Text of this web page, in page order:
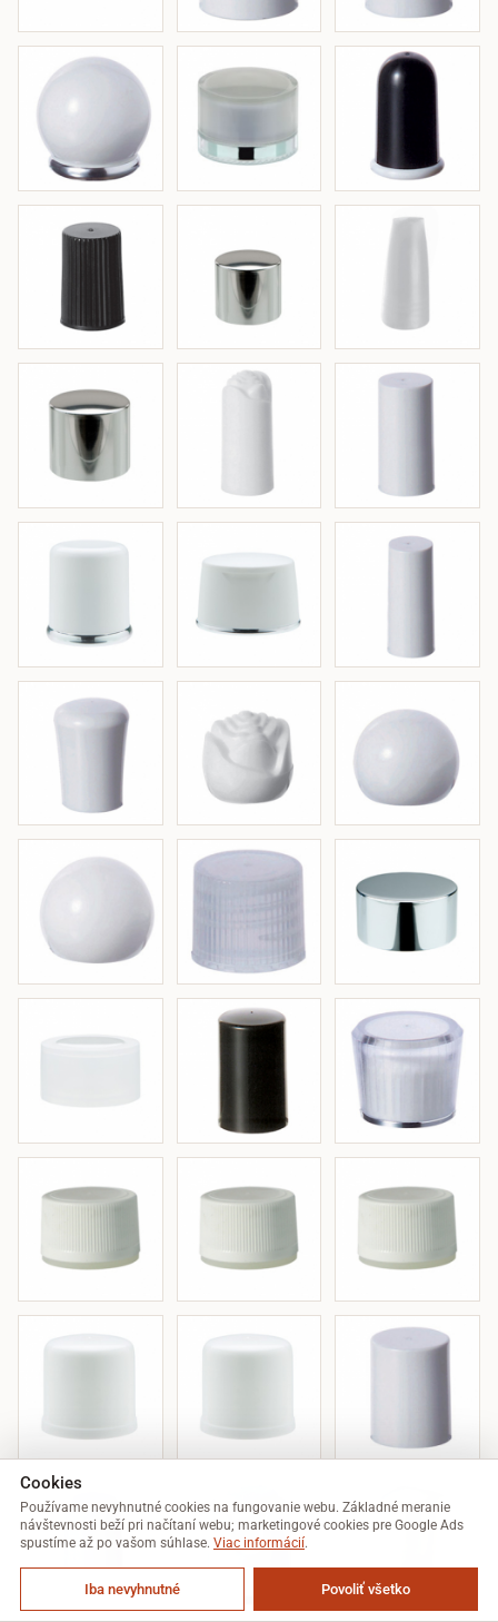
Cookies
Používame nevyhnutné cookies na fungovanie webu. Základné meranie
návštevnosti beží pri načítaní webu; marketingové cookies pre Google Ads
spustíme až po vašom súhlase. Viac informácií.
Iba nevyhnutné Povoliť všetko